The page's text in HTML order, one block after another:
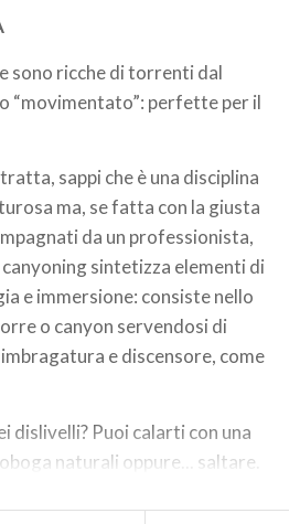
sono ricche di torrenti dal
“movimentato”: perfette per il
sappi che è una disciplina
ma, se fatta con la giusta
da un professionista,
sintetizza elementi di
e immersione: consiste nello
o canyon servendosi di
e discensore, come
dislivelli? Puoi calarti con una
naturali oppure... saltare.
prova il torrente Grigna, con i